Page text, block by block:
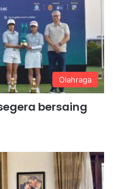
Olahraga
bersaing